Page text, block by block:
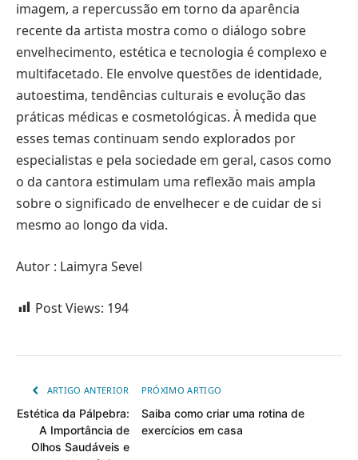
imagem, a repercussão em torno da aparência
recente da artista mostra como o diálogo sobre
envelhecimento, estética e tecnologia é complexo e
multifacetado. Ele envolve questões de identidade,
autoestima, tendências culturais e evolução das
práticas médicas e cosmetológicas. À medida que
esses temas continuam sendo explorados por
especialistas e pela sociedade em geral, casos como
o da cantora estimulam uma reflexão mais ampla
sobre o significado de envelhecer e de cuidar de si
mesmo ao longo da vida.
Autor : Laimyra Sevel
Post Views: 194
ARTIGO ANTERIOR
Estética da Pálpebra:
A Importância de
Olhos Saudáveis e
PRÓXIMO ARTIGO
Saiba como criar uma rotina de
exercícios em casa